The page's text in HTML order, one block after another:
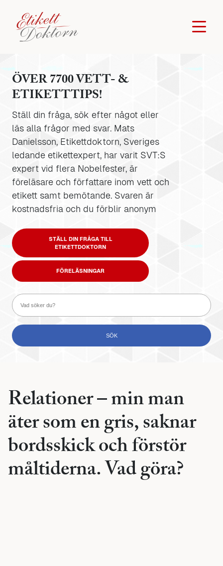
ÖVER 7700 VETT- &
ETIKETTTIPS!
Ställ din fråga, sök efter något eller
läs alla frågor med svar. Mats
Danielsson, Etikettdoktorn, Sveriges
ledande etikettexpert, har varit SVT:S
expert vid flera Nobelfester, är
föreläsare och författare inom vett och
etikett samt bemötande. Svaren är
kostnadsfria och du förblir anonym
STÄLL DIN FRÅGA TILL
ETIKETTDOKTORN
FÖRELÄSNINGAR
Relationer – min man
äter som en gris, saknar
bordsskick och förstör
måltiderna. Vad göra?